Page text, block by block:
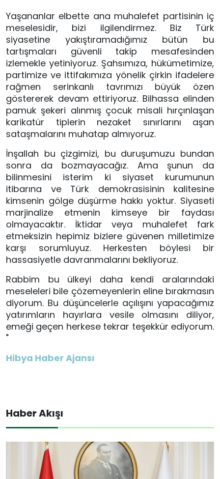
Yaşananlar elbette ana muhalefet partisinin iç
meselesidir, bizi ilgilendirmez. Biz Türk
siyasetine yakıştıramadığımız bütün bu
tartışmaları güvenli takip mesafesinden
izlemekle yetiniyoruz. Şahsımıza, hükümetimize,
partimize ve ittifakımıza yönelik çirkin ifadelere
rağmen serinkanlı tavrımızı büyük özen
göstererek devam ettiriyoruz. Bilhassa elinden
pamuk şekeri alınmış çocuk misali hırçınlaşan
karikatür tiplerin nezaket sınırlarını aşan
sataşmalarını muhatap almıyoruz.
İnşallah bu çizgimizi, bu duruşumuzu bundan
sonra da bozmayacağız. Ama şunun da
bilinmesini isterim ki siyaset kurumunun
itibarına ve Türk demokrasisinin kalitesine
kimsenin gölge düşürme hakkı yoktur. Siyaseti
marjinalize etmenin kimseye bir faydası
olmayacaktır. İktidar veya muhalefet fark
etmeksizin hepimiz bizlere güvenen milletimize
karşı sorumluyuz. Herkesten böylesi bir
hassasiyetle davranmalarını bekliyoruz.
Rabbim bu ülkeyi daha kendi aralarındaki
meseleleri bile çözemeyenlerin eline bırakmasın
diyorum. Bu düşüncelerle açılışını yapacağımız
yatırımların hayırlara vesile olmasını diliyor,
emeği geçen herkese tekrar teşekkür ediyorum.
"
Hibya Haber Ajansı
Haber Akışı